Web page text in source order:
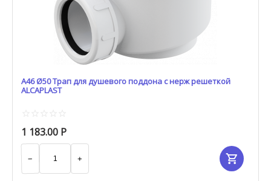
A46 Ø50 Трап для душевого поддона с нерж решеткой
ALCAPLAST
1 183.00 Р
+
−